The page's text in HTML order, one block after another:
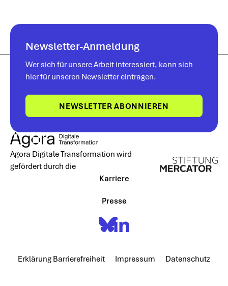
Agora Digitale Transformation wird
gefördert durch die
Karriere
Presse
Newsletter-Anmeldung
Wer sich für unsere Arbeit interessiert, kann sich
hier für unseren Newsletter eintragen.
NEWSLETTER ABONNIEREN
Erklärung Barrierefreiheit Impressum Datenschutz